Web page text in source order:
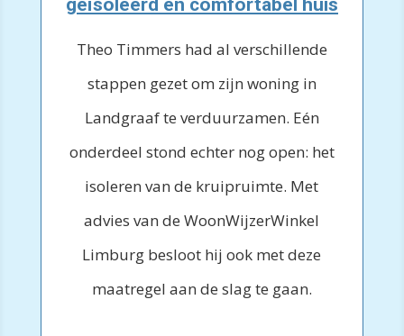
Theo Timmers had al verschillende
stappen gezet om zijn woning in
Landgraaf te verduurzamen. Eén
onderdeel stond echter nog open: het
isoleren van de kruipruimte. Met
advies van de WoonWijzerWinkel
Limburg besloot hij ook met deze
maatregel aan de slag te gaan.